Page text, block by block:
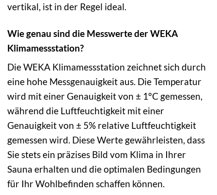
vertikal, ist in der Regel ideal.
Wie genau sind die Messwerte der WEKA
Klimamessstation?
Die WEKA Klimamessstation zeichnet sich durch
eine hohe Messgenauigkeit aus. Die Temperatur
wird mit einer Genauigkeit von ± 1°C gemessen,
während die Luftfeuchtigkeit mit einer
Genauigkeit von ± 5% relative Luftfeuchtigkeit
gemessen wird. Diese Werte gewährleisten, dass
Sie stets ein präzises Bild vom Klima in Ihrer
Sauna erhalten und die optimalen Bedingungen
für Ihr Wohlbefinden schaffen können.